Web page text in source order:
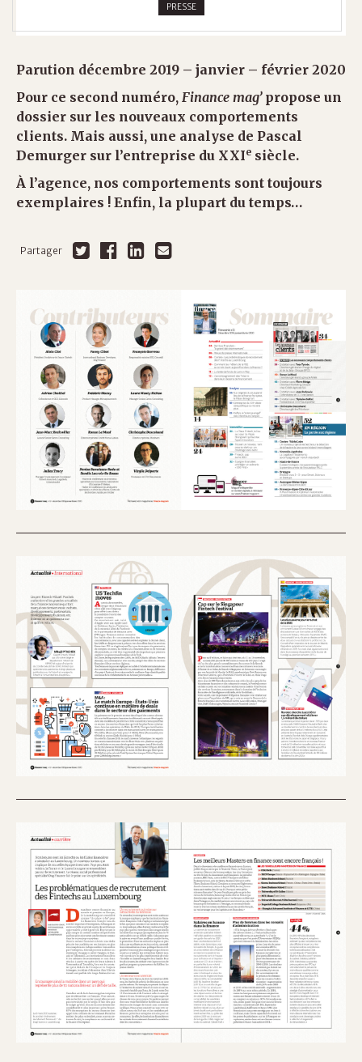
PRESSE
Parution décembre 2019 – janvier – février 2020
Pour ce second numéro, Finance mag’propose un
dossier sur les nouveaux comportements
clients. Mais aussi, une analyse de Pascal
Demurger sur l’entreprise du XXIe siècle.
À l’agence, nos comportements sont toujours
exemplaires ! Enfin, la plupart du temps…
Partager